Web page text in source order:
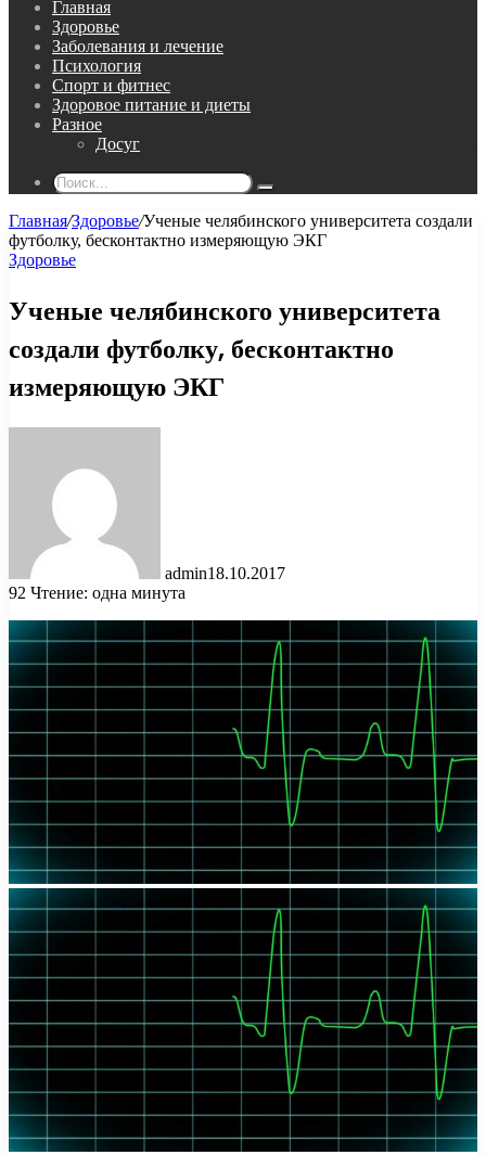
Главная
Здоровье
Заболевания и лечение
Психология
Спорт и фитнес
Здоровое питание и диеты
Разное
Досуг
Поиск...
Главная/Здоровье/Ученые челябинского университета создали
футболку, бесконтактно измеряющую ЭКГ
Здоровье
Ученые челябинского университета
создали футболку, бесконтактно
измеряющую ЭКГ
admin18.10.2017
92 Чтение: одна минута